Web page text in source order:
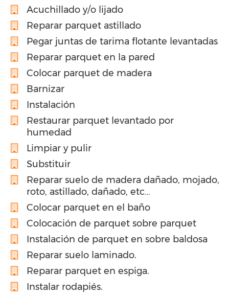
Acuchillado y/o lijado
Reparar parquet astillado
Pegar juntas de tarima flotante levantadas
Reparar parquet en la pared
Colocar parquet de madera
Barnizar
Instalación
Restaurar parquet levantado por
humedad
Limpiar y pulir
Substituir
Reparar suelo de madera dañado, mojado,
roto, astillado, dañado, etc…
Colocar parquet en el baño
Colocación de parquet sobre parquet
Instalación de parquet en sobre baldosa
Reparar suelo laminado.
Reparar parquet en espiga.
Instalar rodapiés.